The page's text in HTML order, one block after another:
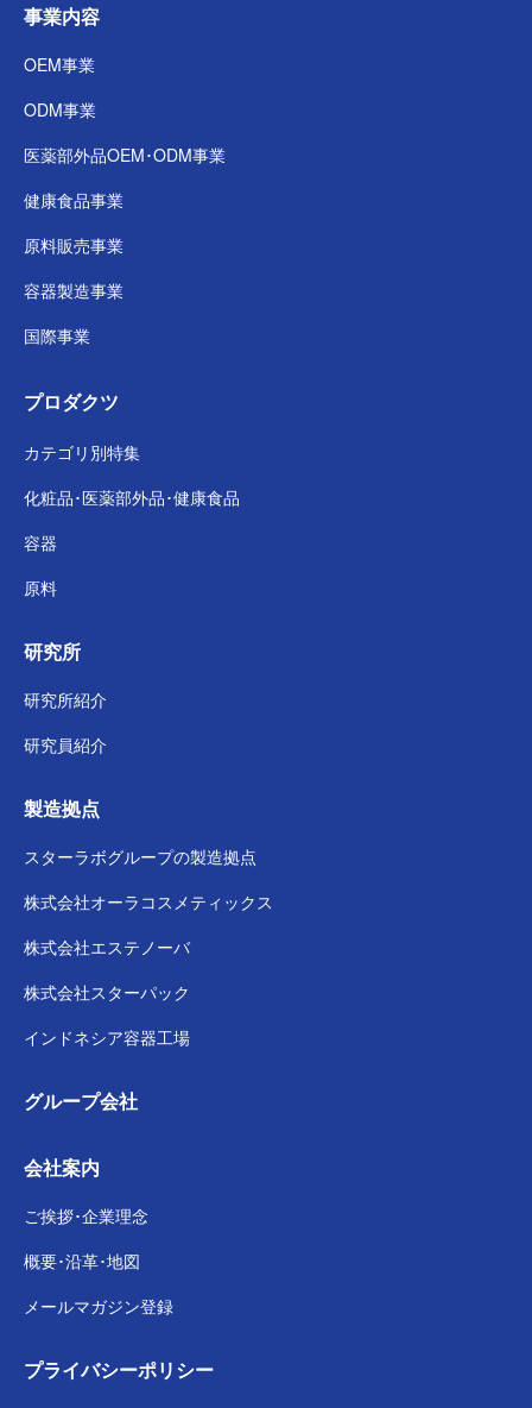
事業内容
OEM事業
ODM事業
医薬部外品OEM･ODM事業
健康食品事業
原料販売事業
容器製造事業
国際事業
プロダクツ
カテゴリ別特集
化粧品･医薬部外品･健康食品
容器
原料
研究所
研究所紹介
研究員紹介
製造拠点
スターラボグループの製造拠点
株式会社オーラコスメティックス
株式会社エステノーバ
株式会社スターパック
インドネシア容器工場
グループ会社
会社案内
ご挨拶･企業理念
概要･沿革･地図
メールマガジン登録
プライバシーポリシー